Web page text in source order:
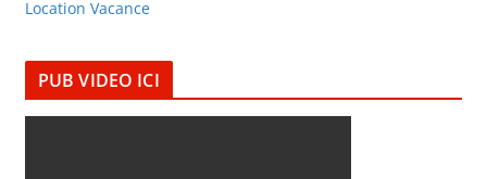
Location Vacance
PUB VIDEO ICI